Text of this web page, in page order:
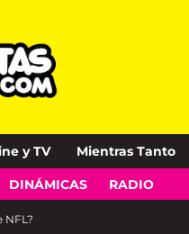
y TV Mientras Tanto
DINÁMICAS RADIO
NFL?